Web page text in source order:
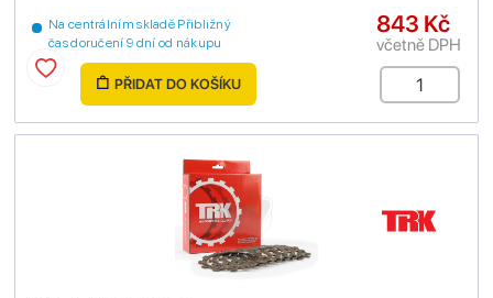
Na centrálním skladě Přibližný
čas doručení 9 dní od nákupu
843 Kč
včetně DPH
PŘIDAT DO KOŠÍKU